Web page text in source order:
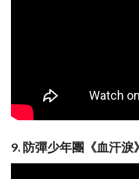
9. 防彈少年團《血汗淚》